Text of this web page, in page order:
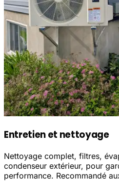
Entretien et nettoyage
Nettoyage complet, filtres,
condenseur extérieur, pour
performance. Recommandé